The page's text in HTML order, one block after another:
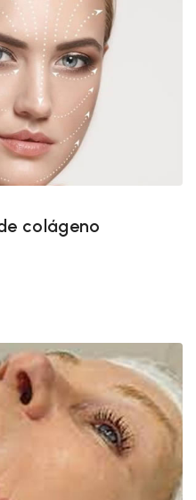
colágeno
colágeno
PDO